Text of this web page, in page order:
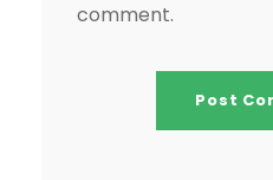
comment.